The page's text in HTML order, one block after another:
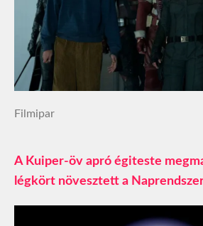
Filmipar
A Kuiper-öv apró égiteste
légkört növesztett a